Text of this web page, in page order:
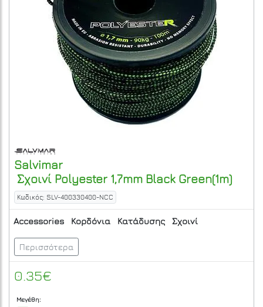
Salvimar
Σχοινί Polyester 1,7mm Black Green(1m)
Κωδικός: SLV-400330400-NCC
Accessories Κορδόνια Κατάδυσης Σχοινί
Περισσότερα
0.35€
Μεγέθη: